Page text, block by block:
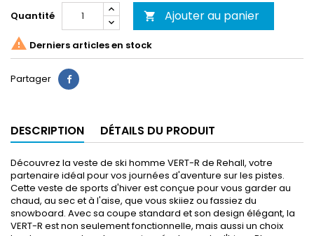
Quantité  Ajouter au panier
 Derniers articles en stock
Partager
DESCRIPTION DÉTAILS DU PRODUIT
Découvrez la veste de ski homme VERT-R de Rehall, votre
partenaire idéal pour vos journées d'aventure sur les pistes.
Cette veste de sports d'hiver est conçue pour vous garder au
chaud, au sec et à l'aise, que vous skiiez ou fassiez du
snowboard. Avec sa coupe standard et son design élégant, la
VERT-R est non seulement fonctionnelle, mais aussi un choix